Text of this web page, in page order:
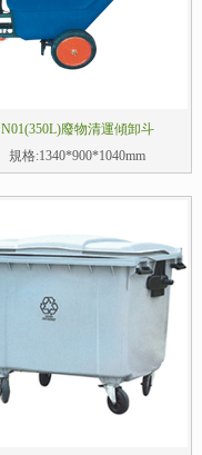
N01(350L)廢物清運傾卸斗
規格:1340*900*1040mm